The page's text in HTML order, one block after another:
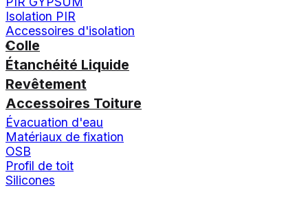
Isolation PIR
Accessoires d'isolation
Colle
Étanchéité Liquide
Revêtement
Accessoires Toiture
Évacuation d'eau
Matériaux de fixation
OSB
Profil de toit
Silicones